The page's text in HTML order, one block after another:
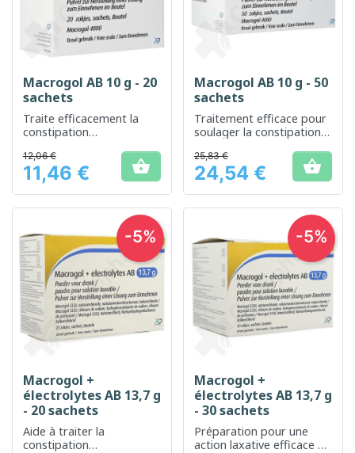
Macrogol AB 10 g - 20
sachets
Traite efficacement la
constipation
chronique
Prix
12,06 €
11,46 € 
Macrogol AB 10 g - 50
sachets
Traitement efficace pour
soulager la constipation
Prix
25,83 €
24,54 € 
Macrogol +
électrolytes AB 13,7 g
- 20 sachets
Aide à traiter la
constipation
-5%
Macrogol +
électrolytes AB 13,7 g
- 30 sachets
Préparation pour une
action laxative efficace et
-5%